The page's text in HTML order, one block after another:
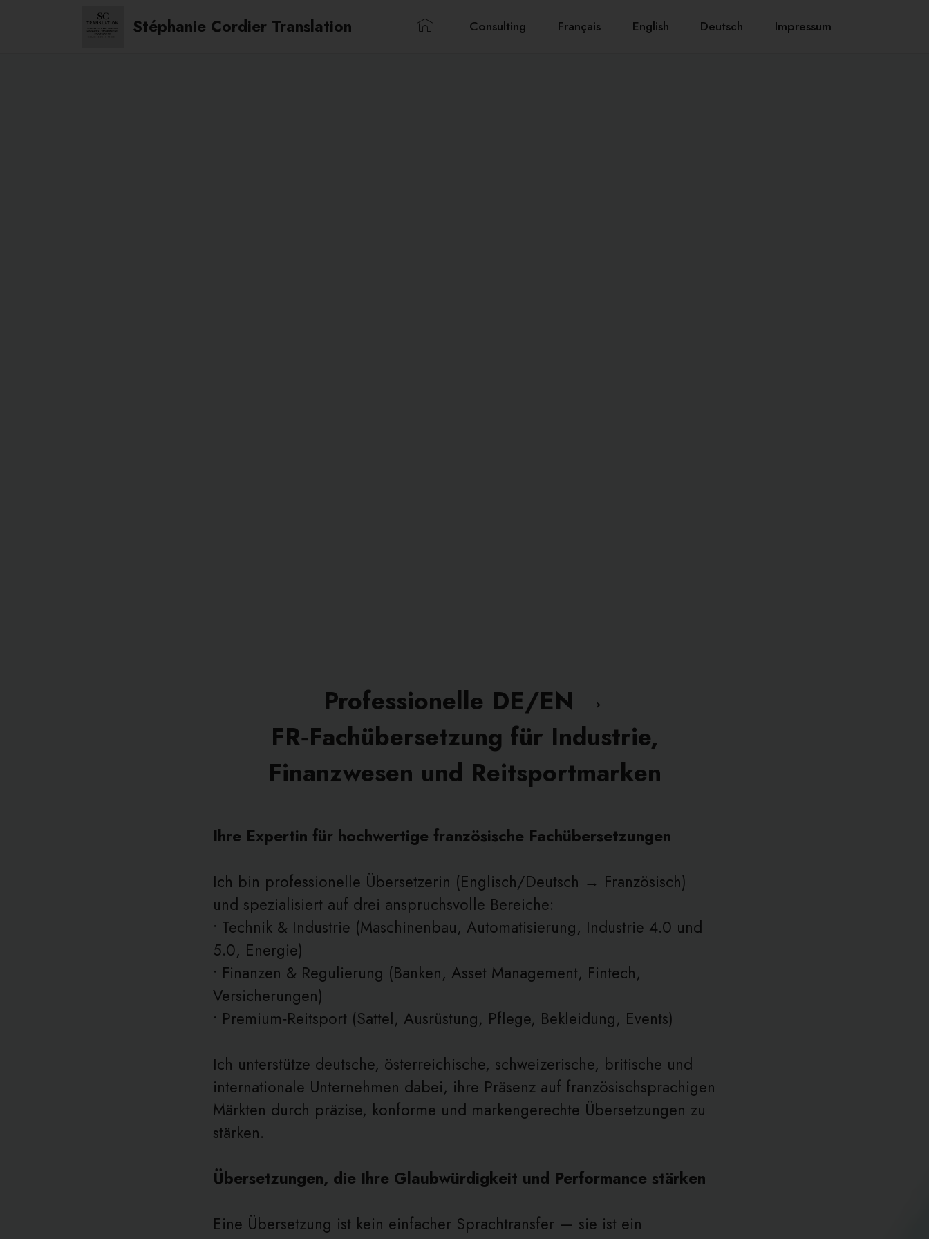
Stéphanie Cordier Translation Consulting Français English Deutsch Impressum
Professionelle DE/EN →
FR‑Fachübersetzung für Industrie,
Finanzwesen und Reitsportmarken
Ihre Expertin für hochwertige französische Fachübersetzungen
Ich bin professionelle Übersetzerin (Englisch/Deutsch → Französisch)
und spezialisiert auf drei anspruchsvolle Bereiche:
• Technik & Industrie (Maschinenbau, Automatisierung, Industrie 4.0 und
5.0, Energie)
• Finanzen & Regulierung (Banken, Asset Management, Fintech,
Versicherungen)
• Premium‑Reitsport (Sattel, Ausrüstung, Pflege, Bekleidung, Events)
Ich unterstütze deutsche, österreichische, schweizerische, britische und
internationale Unternehmen dabei, ihre Präsenz auf französischsprachigen
Märkten durch präzise, konforme und markengerechte Übersetzungen zu
stärken.
Übersetzungen, die Ihre Glaubwürdigkeit und Performance stärken
Eine Übersetzung ist kein einfacher Sprachtransfer — sie ist ein